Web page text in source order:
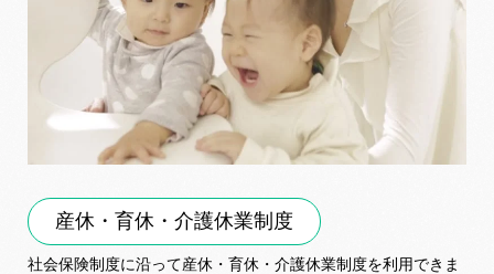
産休・育休・介護休業制度
社会保険制度に沿って産休・育休・介護休業制度を利用できま